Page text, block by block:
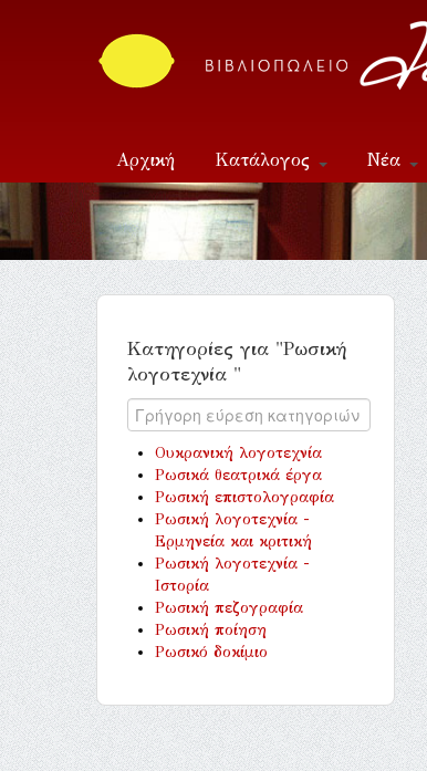
Αρχική Κατάλογος Νέα
Επικοινωνία
Κατηγορίες για "Ρωσική
λογοτεχνία "
Ουκρανική λογοτεχνία
Ρωσικά θεατρικά έργα
Ρωσική επιστολογραφία
Ρωσική λογοτεχνία -
Ερμηνεία και κριτική
Ρωσική λογοτεχνία -
Ιστορία
Ρωσική πεζογραφία
Ρωσική ποίηση
Ρωσικό δοκίμιο